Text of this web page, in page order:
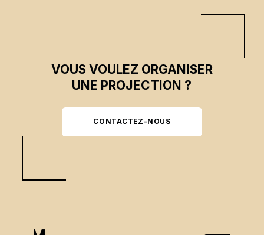
VOUS VOULEZ ORGANISER
UNE PROJECTION ?
CONTACTEZ-NOUS